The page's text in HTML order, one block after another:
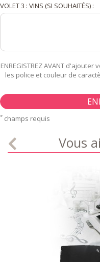
VOLET 3 : VINS (SI SOUHAITÉS) :
ENREGISTREZ AVANT d'ajouter
les police et couleur de
* champs requis
Vous